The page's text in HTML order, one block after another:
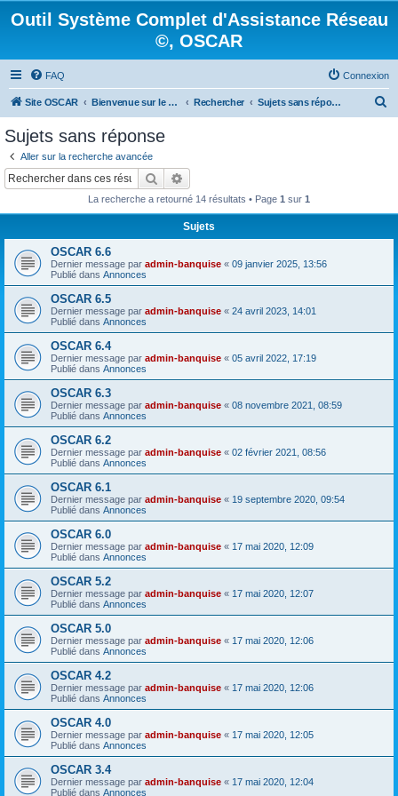
Outil Système Complet d'Assistance Réseau
©, OSCAR
FAQ Connexion
Site OSCAR Bienvenue sur le nouveau forum OSCAR Rechercher Sujets sans réponse
Sujets sans réponse
Aller sur la recherche avancée
Rechercher
La recherche a retourné 14 résultats • Page 1 sur 1
Sujets
OSCAR 6.6
Dernier message par admin-banquise « 09 janvier 2025, 13:56
Publié dans Annonces
OSCAR 6.5
Dernier message par admin-banquise « 24 avril 2023, 14:01
Publié dans Annonces
OSCAR 6.4
Dernier message par admin-banquise « 05 avril 2022, 17:19
Publié dans Annonces
OSCAR 6.3
Dernier message par admin-banquise « 08 novembre 2021, 08:59
Publié dans Annonces
OSCAR 6.2
Dernier message par admin-banquise « 02 février 2021, 08:56
Publié dans Annonces
OSCAR 6.1
Dernier message par admin-banquise « 19 septembre 2020, 09:54
Publié dans Annonces
OSCAR 6.0
Dernier message par admin-banquise « 17 mai 2020, 12:09
Publié dans Annonces
OSCAR 5.2
Dernier message par admin-banquise « 17 mai 2020, 12:07
Publié dans Annonces
OSCAR 5.0
Dernier message par admin-banquise « 17 mai 2020, 12:06
Publié dans Annonces
OSCAR 4.2
Dernier message par admin-banquise « 17 mai 2020, 12:06
Publié dans Annonces
OSCAR 4.0
Dernier message par admin-banquise « 17 mai 2020, 12:05
Publié dans Annonces
OSCAR 3.4
Dernier message par admin-banquise « 17 mai 2020, 12:04
Publié dans Annonces